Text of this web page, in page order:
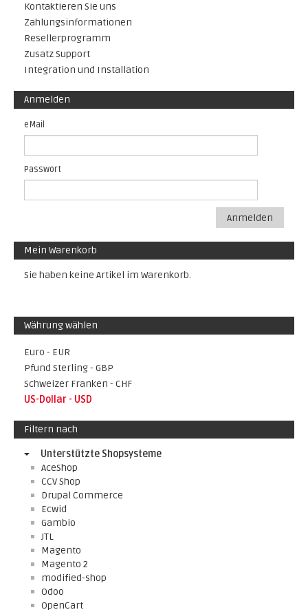
Kontaktieren Sie uns
Zahlungsinformationen
Resellerprogramm
Zusatz Support
Integration und Installation
Anmelden
eMail
Passwort
Anmelden
Mein Warenkorb
Sie haben keine Artikel im Warenkorb.
Währung wählen
Euro - EUR
Pfund Sterling - GBP
Schweizer Franken - CHF
US-Dollar - USD
Filtern nach
Unterstützte Shopsysteme
AceShop
CCV Shop
Drupal Commerce
Ecwid
Gambio
JTL
Magento
Magento 2
modified-shop
Odoo
OpenCart